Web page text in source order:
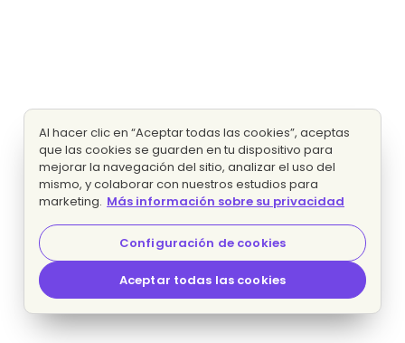
Al hacer clic en “Aceptar todas las cookies”, aceptas
que las cookies se guarden en tu dispositivo para
mejorar la navegación del sitio, analizar el uso del
mismo, y colaborar con nuestros estudios para
marketing. Más información sobre su privacidad
Configuración de cookies
Aceptar todas las cookies